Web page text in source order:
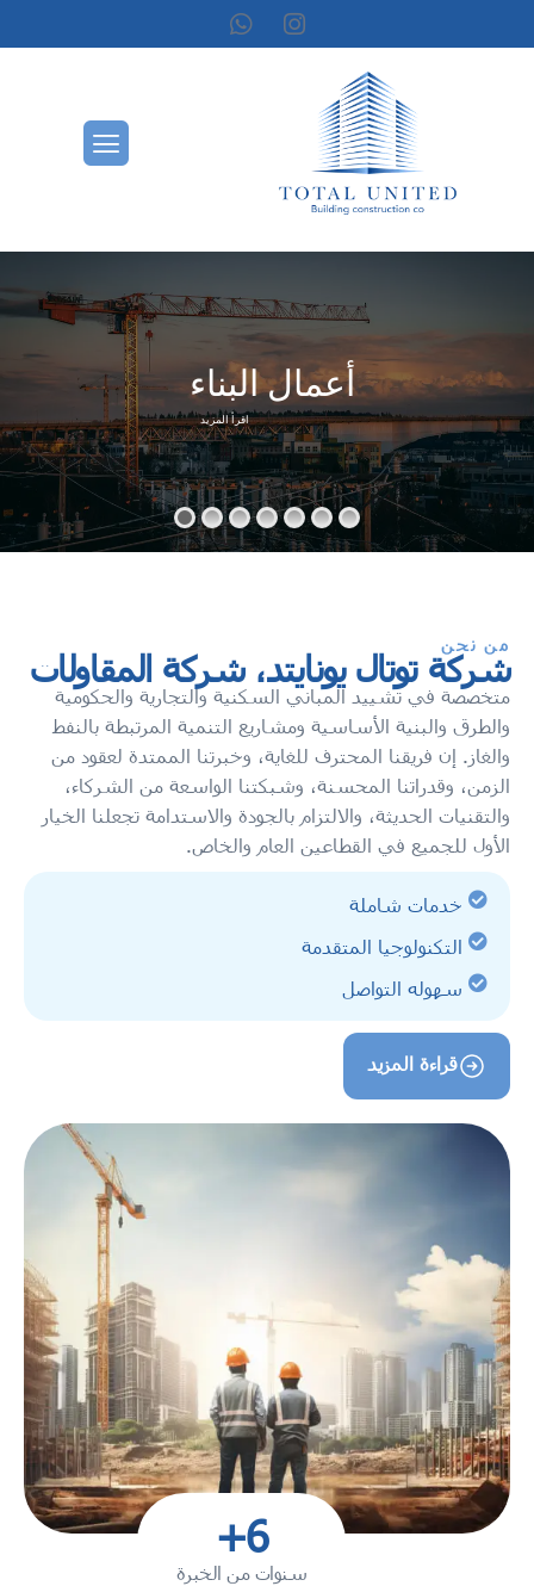
اقرأ المزيد
أعمال البناء
من نحن
شركة توتال يونايتد، شركة المقاولات
متخصصة في تشييد المباني السكنية والتجارية والحكومية
والطرق والبنية الأساسية ومشاريع التنمية المرتبطة بالنفط
والغاز. إن فريقنا المحترف للغاية، وخبرتنا الممتدة لعقود من
الزمن، وقدراتنا المحسنة، وشبكتنا الواسعة من الشركاء،
والتقنيات الحديثة، والالتزام بالجودة والاستدامة تجعلنا الخيار
الأول للجميع في القطاعين العام والخاص.
خدمات شاملة
التكنولوجيا المتقدمة
سهوله التواصل
قراءة المزيد
سنوات من الخبرة
6
+